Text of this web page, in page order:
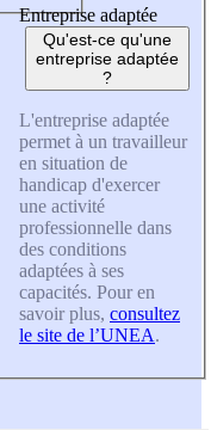
Entreprise adaptée
Qu'est-ce qu'une
entreprise adaptée
?
L'entreprise adaptée
permet à un travailleur
en situation de
handicap d'exercer
une activité
professionnelle dans
des conditions
adaptées à ses
capacités. Pour en
savoir plus, consultez
le site de l’UNEA.